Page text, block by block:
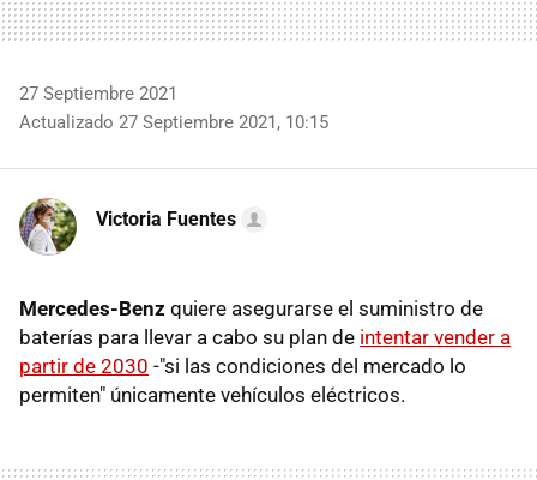
27 Septiembre 2021
Actualizado 27 Septiembre 2021, 10:15
Victoria Fuentes
Mercedes-Benz quiere asegurarse el suministro de
baterías para llevar a cabo su plan de intentar vender a
partir de 2030 -"si las condiciones del mercado lo
permiten" únicamente vehículos eléctricos.